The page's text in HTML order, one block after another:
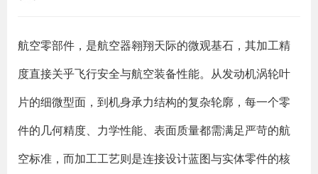
航空零部件，是航空器翱翔天际的微观基石，其加工精
度直接关乎飞行安全与航空装备性能。从发动机涡轮叶
片的细微型面，到机身承力结构的复杂轮廓，每一个零
件的几何精度、力学性能、表面质量都需满足严苛的航
空标准，而加工工艺则是连接设计蓝图与实体零件的核